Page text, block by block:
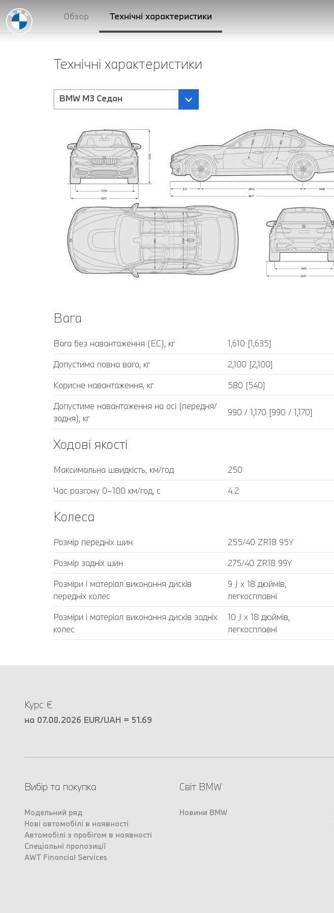
Обзор Технічні характеристики
Технічні характеристики
BMW M3 Седан
Вага
Вага без навантаження (ЕС), кг
1,610 [1,635]
Допустима повна вага, кг
2,100 [2,100]
Корисне навантаження, кг
580 [540]
Допустиме навантаження на осі (передня/
задня), кг
990 / 1,170 [990 / 1,170]
Ходові якості
Максимальна швидкість, км/год
250
Час разгону 0–100 км/год, с
4.2
Колеса
Розмір передніх шин
255/40 ZR18 95Y
Розмір задніх шин
275/40 ZR18 99Y
Розміри і матеріал виконання дисків
передніх колес
9 J x 18 дюймів,
легкосплавні
Розміри і матеріал виконання дисків задніх
колес
10 J x 18 дюймів,
легкосплавні
Курс €
на 07.08.2026 EUR/UAH = 51.69
Вибір та покупка
Модельний ряд
Нові автомобілі в наявності
Автомобілі з пробігом в наявності
Спеціальні пропозиції
AWT Financial Services
Світ BMW
Новини BMW